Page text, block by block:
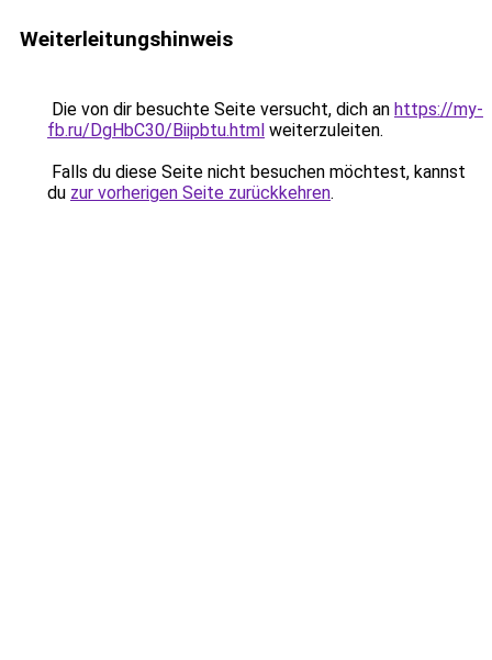
Weiterleitungshinweis
Die von dir besuchte Seite versucht, dich an https://my-
fb.ru/DgHbC30/Biipbtu.html weiterzuleiten.
Falls du diese Seite nicht besuchen möchtest, kannst
du zur vorherigen Seite zurückkehren.